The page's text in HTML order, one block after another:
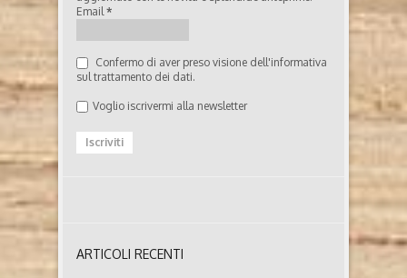
Email*
Confermo di aver preso visione dell'informativa
sul trattamento dei dati.
Voglio iscrivermi alla newsletter
ARTICOLI RECENTI